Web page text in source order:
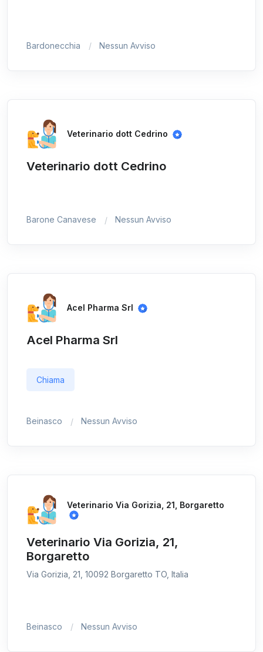
Bardonecchia Nessun Avviso
Veterinario dott Cedrino
Veterinario dott Cedrino
Barone Canavese Nessun Avviso
Acel Pharma Srl
Acel Pharma Srl
Chiama
Beinasco Nessun Avviso
Veterinario Via Gorizia, 21, Borgaretto
Veterinario Via Gorizia, 21,
Borgaretto
Via Gorizia, 21, 10092 Borgaretto TO, Italia
Beinasco Nessun Avviso